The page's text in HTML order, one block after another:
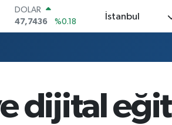
DOLAR
47,7436
%0.18
EURO
6660.55
%0.03
BİST100
13.779
%-14
İstanbul
dijital